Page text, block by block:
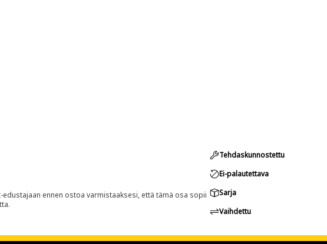
ennen ostoa varmistaaksesi, että tämä osa sopii
Tehdaskunnostettu
Ei-palautettava
Sarja
Vaihdettu